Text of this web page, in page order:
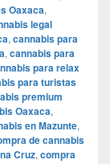
Oaxaca,
legal
, cannabis para
, cannabis para
para relax
para turistas
premium
Oaxaca,
en Mazunte,
de cannabis
Cruz, compra